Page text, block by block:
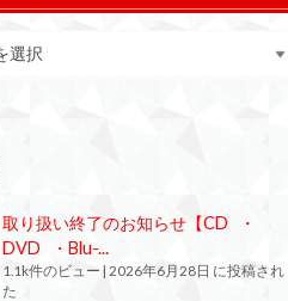
取り扱い終了のお知らせ【CD ・
DVD ・Blu-...
1.1k件のビュー | 2026年6月28日 に投稿され
た